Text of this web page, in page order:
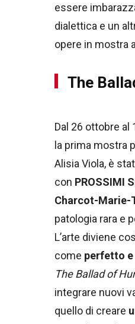
essere
dialettica e un
opere in mostra
The
Dal 26 ottobre al
la prima mostra
Alisia Viola, è
con PROSSIMI
Charcot-Marie-
patologia rara e
L’arte diviene
come perfetto
The Ballad of
integrare nuovi
quello di creare